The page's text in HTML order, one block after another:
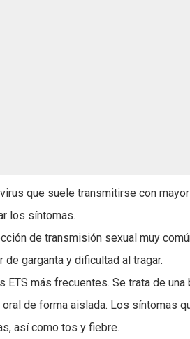
que suele transmitirse con
los síntomas.
de transmisión sexual muy
de garganta y dificultad al tragar.
ETS más frecuentes. Se trata de
de forma aislada. Los síntomas
así como tos y fiebre.